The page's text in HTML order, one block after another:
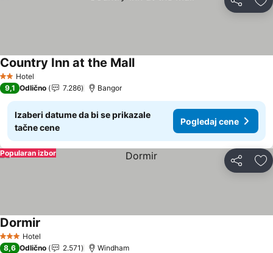
Deli
2 Zvezdice
Hotel
Country Inn at the Mall
9,1 Odlično 7.286 Bangor
Izaberi datume da bi se prikazale
tačne cene
Pogledaj cene
Deli
Popularan izbor
3 Zvezdice
Hotel
Dormir
8,6 Odlično 2.571 Windham